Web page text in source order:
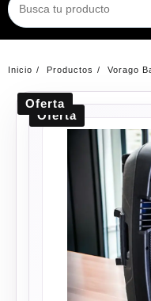
Inicio Productos Vorago
Oferta
Oferta